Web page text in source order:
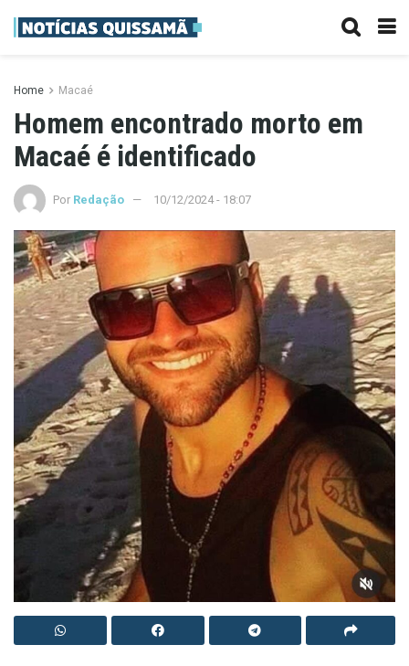
Home Macaé
Homem encontrado morto em
Macaé é identificado
Por Redação 10/12/2024 - 18:07